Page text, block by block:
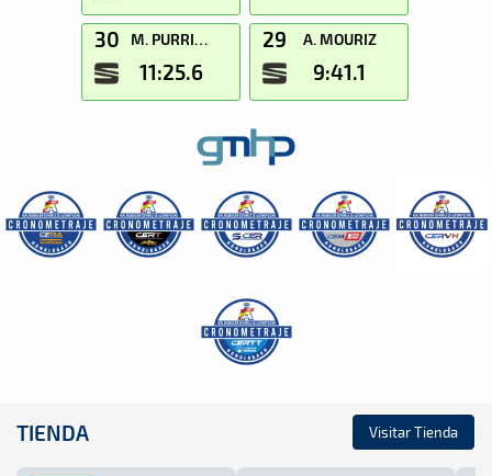
30 M. PURRIÑOS
11:25.6
29 A. MOURIZ
9:41.1
TIENDA Visitar Tienda